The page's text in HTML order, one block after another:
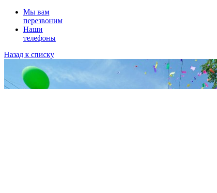
Мы вам
перезвоним
Наши
телефоны
Назад к списку